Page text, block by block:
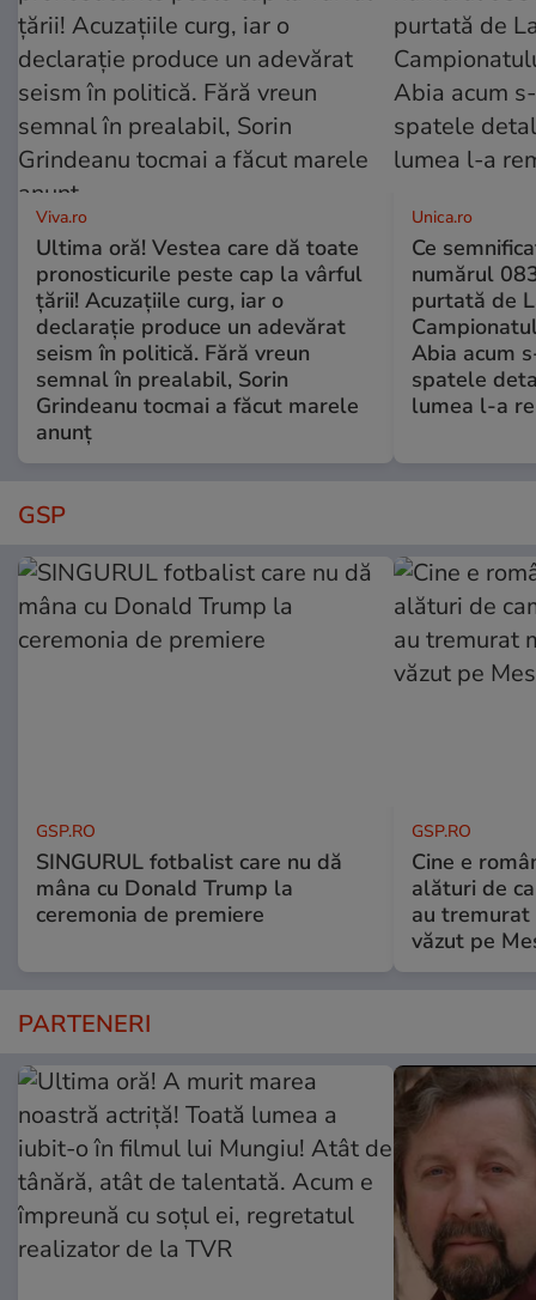
Viva.ro
Ultima oră! Vestea care dă toate
pronosticurile peste cap la vârful
țării! Acuzațiile curg, iar o
declarație produce un adevărat
seism în politică. Fără vreun
semnal în prealabil, Sorin
Grindeanu tocmai a făcut marele
anunț
Unica.ro
Ce
numărul
purtată de
Abia acum
spatele
lumea l-a
GSP
GSP.RO
SINGURUL fotbalist care nu dă
mâna cu Donald Trump la
ceremonia de premiere
GSP.RO
Cine e
alături de
au
văzut pe
PARTENERI